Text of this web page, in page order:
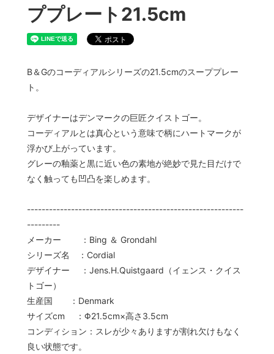
ププレート21.5cm
B＆Gのコーディアルシリーズの21.5cmのスーププレー
ト。
デザイナーはデンマークの巨匠クイストゴー。
コーディアルとは真心という意味で柄にハートマークが
浮かび上がっています。
グレーの釉薬と黒に近い色の素地が絶妙で見た目だけで
なく触っても凹凸を楽しめます。
-----------------------------------------------------------
---------
メーカー ：Bing ＆ Grondahl
シリーズ名 ：Cordial
デザイナー ：Jens.H.Quistgaard（イェンス・クイス
トゴー）
生産国 ：Denmark
サイズcm ：Φ21.5cm×高さ3.5cm
コンディション：スレが少々ありますが割れ欠けもなく
良い状態です。